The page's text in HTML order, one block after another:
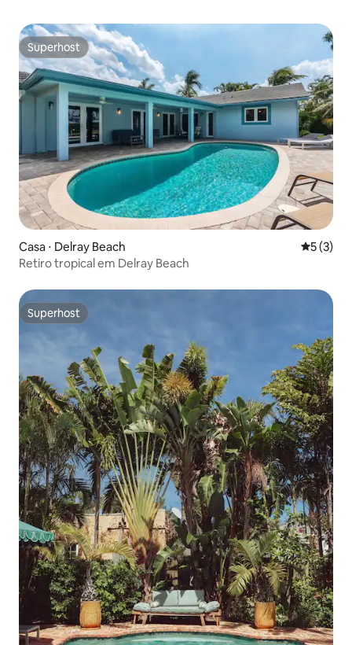
Superhost
Superhost
Casa ⋅ Delray Beach 5 de
5 (3)
Retiro tropical em Delray Beach
Superhost
Superhost